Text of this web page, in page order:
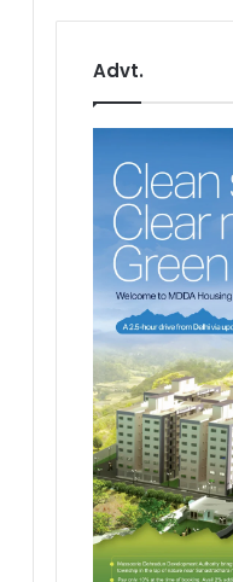
Advt.